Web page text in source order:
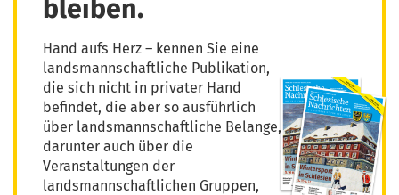
bleiben.
Hand aufs Herz – kennen Sie eine
landsmannschaftliche Publikation,
die sich nicht in privater Hand
befindet, die aber so ausführlich
über landsmannschaftliche Belange,
darunter auch über die
Veranstaltungen der
landsmannschaftlichen Gruppen,